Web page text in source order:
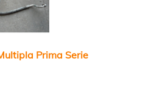
Prima Serie